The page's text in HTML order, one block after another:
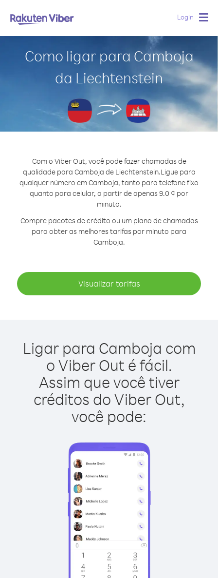
Login
Como ligar para Camboja
da Liechtenstein
Com o Viber Out, você pode fazer chamadas de
qualidade para Camboja de Liechtenstein.Ligue para
qualquer número em Camboja, tanto para telefone fixo
quanto para celular, a partir de apenas 9.0 ¢ por
minuto.
Compre pacotes de crédito ou um plano de chamadas
para obter as melhores tarifas por minuto para
Camboja.
Visualizar tarifas
Ligar para Camboja com
o Viber Out é fácil.
Assim que você tiver
créditos do Viber Out,
você pode: